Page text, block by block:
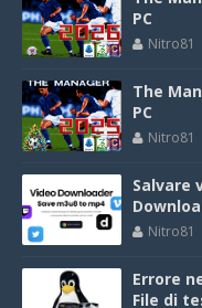
PC
Nitro81
The
PC
Nitro81
Salvare
Nitro81
Errore
File di